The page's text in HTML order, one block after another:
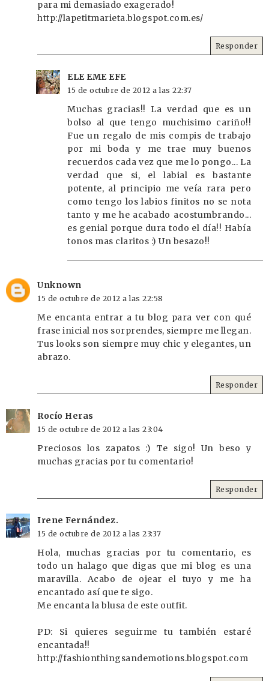
para mi demasiado exagerado!
http://lapetitmarieta.blogspot.com.es/
Responder
ELE EME EFE
15 de octubre de 2012 a las 22:37
Muchas gracias!! La verdad que es un
bolso al que tengo muchisimo cariño!!
Fue un regalo de mis compis de trabajo
por mi boda y me trae muy buenos
recuerdos cada vez que me lo pongo... La
verdad que si, el labial es bastante
potente, al principio me veía rara pero
como tengo los labios finitos no se nota
tanto y me he acabado acostumbrando...
es genial porque dura todo el día!! Había
tonos mas claritos :) Un besazo!!
Unknown
15 de octubre de 2012 a las 22:58
Me encanta entrar a tu blog para ver con qué
frase inicial nos sorprendes, siempre me llegan.
Tus looks son siempre muy chic y elegantes, un
abrazo.
Responder
Rocío Heras
15 de octubre de 2012 a las 23:04
Preciosos los zapatos :) Te sigo! Un beso y
muchas gracias por tu comentario!
Responder
Irene Fernández.
15 de octubre de 2012 a las 23:37
Hola, muchas gracias por tu comentario, es
todo un halago que digas que mi blog es una
maravilla. Acabo de ojear el tuyo y me ha
encantado así que te sigo.
Me encanta la blusa de este outfit.
PD: Si quieres seguirme tu también estaré
encantada!!
http://fashionthingsandemotions.blogspot.com